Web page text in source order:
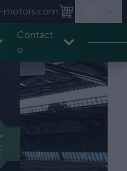
motors.com
Contact
o